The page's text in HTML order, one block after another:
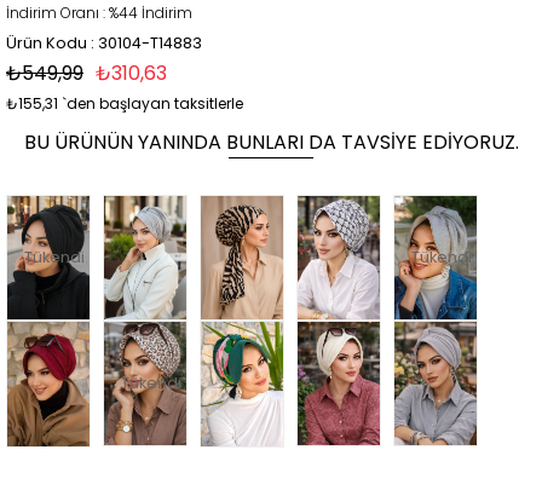
İndirim Oranı :%44 İndirim
Ürün Kodu : 30104-T14883
₺549,99 ₺310,63
₺155,31 `den başlayan taksitlerle
BU ÜRÜNÜN YANINDA BUNLARI DA TAVSIYE EDIYORUZ.
Tükendi Tükendi
Tükendi